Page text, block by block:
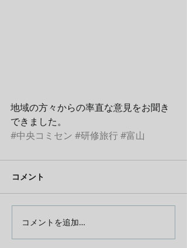
地域の方々からの率直な意見をお聞き
できました。
#中央コミセン #研修旅行#富山
コメント
コメントを追加…